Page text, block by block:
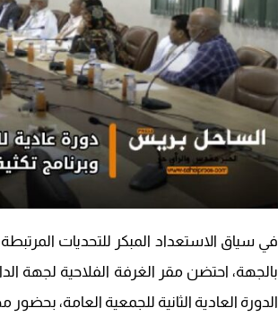
في سياق الاستعداد المبكر للتحديات
الدورة العادية الثانية للجمعية العامة،